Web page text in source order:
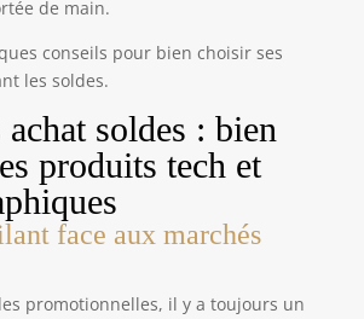
les interviews, les promenades
deux étapes en ville ou sur un sentier
ou un court voyage, revoyez les clips
puis utilisez le Wi-Fi et Viidure pour
les fichiers sélectionnés vers le
de poursuivre le montage et le partage
sur le téléphone ; USB Type-C sert au
vers l’ordinateur. Accessoires pour filmer
- Fixez cette caméra de vlog à l’extérieur
sac à dos avec le clip rotatif pour une
à la journée, un sentier facile, une
en ville ou des prises quotidiennes. Le
convient aux sorties tranquilles à
de main.
conseils pour bien choisir ses
les soldes.
soldes : bien
produits tech et
face aux marchés
promotionnelles, il y a toujours un